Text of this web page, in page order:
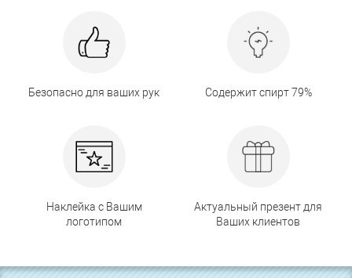
Безопасно для ваших рук Содержит спирт 79%
Наклейка с Вашим
логотипом
Актуальный презент для
Ваших клиентов